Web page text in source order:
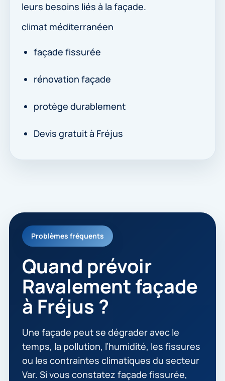
leurs besoins liés à la façade.
climat méditerranéen
façade fissurée
rénovation façade
protège durablement
Devis gratuit à Fréjus
Problèmes fréquents
Quand prévoir
Ravalement façade
à Fréjus ?
Une façade peut se dégrader avec le
temps, la pollution, l’humidité, les fissures
ou les contraintes climatiques du secteur
Var. Si vous constatez façade fissurée,